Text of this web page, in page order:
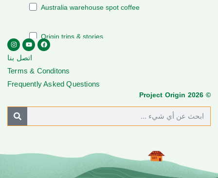
اتصل بنا
Terms & Conditons
Frequently Asked Questions
© Project Origin 2026